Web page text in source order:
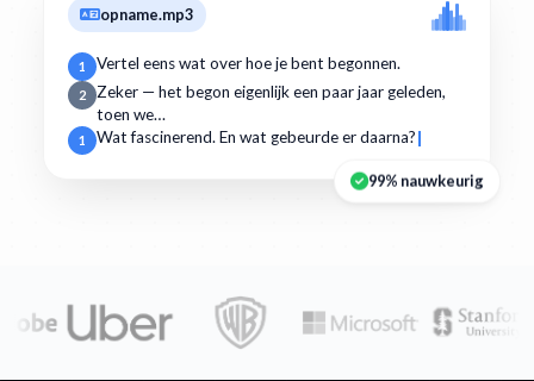
opname.mp3
1 Vertel eens wat over hoe je bent begonnen.
2
Zeker — het begon eigenlijk een paar jaar geleden,
toen we…
1 Wat fascinerend. En wat gebeurde er daarna?
99% nauwkeurig